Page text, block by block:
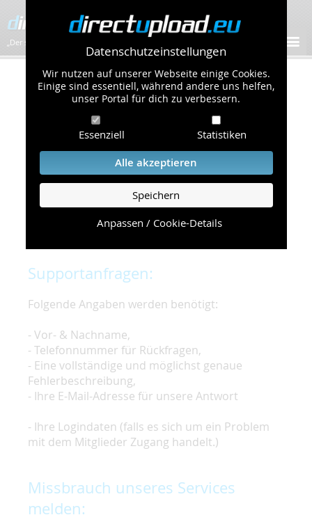
Datenschutzeinstellungen
Wir nutzen auf unserer Webseite einige Cookies.
Einige sind essentiell, während andere uns helfen,
unser Portal für dich zu verbessern.
Essenziell Statistiken
Alle akzeptieren
Speichern
Anpassen / Cookie-Details
„Der schnellste Bilder-Hoster im Web!”
Kontakt & Support
Um eine schnelle und unkomplizierte
Bearbeitung Ihres Problems zu gewährleisten,
bitten wir Sie,
folgende Punkte zu beachten und einzuhalten.
Die schnellste Hilfe finden Sie auf unserer
Seite, die die häufig gestellten Fragen
Supportanfragen:
Folgende Angaben werden benötigt:
- Vor- & Nachname,
- Telefonnummer für Rückfragen,
- Eine vollständige und möglichst genaue
Fehlerbeschreibung,
- Ihre E-Mail-Adresse für unsere Antwort
- Ihre Logindaten (falls es sich um ein Problem
mit dem Mitglieder Zugang handelt.)
Missbrauch unseres Services
melden: